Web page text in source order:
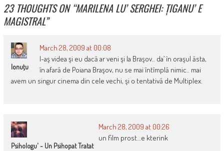
23 THOUGHTS ON “MARILENA LU’ SERGHEI: ȚIGANU’ E
MAGISTRAL”
Ionuţu
March 28, 2009 at 00:08
l-aş videa şi eu dacă ar veni şi la Braşov.. da’ în oraşul ăsta,
în afară de Poiana Braşov, nu se mai întîmplă nimic.. mai
avem un singur cinema din cele vechi, şi o tentativă de Multiplex.
Psihologu' - Un Psihopat Tratat
March 28, 2009 at 00:26
un film prost…e kterink